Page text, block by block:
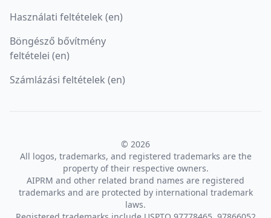
Használati feltételek (en)
Böngésző bővítmény
feltételei (en)
Számlázási feltételek (en)
© 2026
All logos, trademarks, and registered trademarks are the
property of their respective owners.
AIPRM and other related brand names are registered
trademarks and are protected by international trademark
laws.